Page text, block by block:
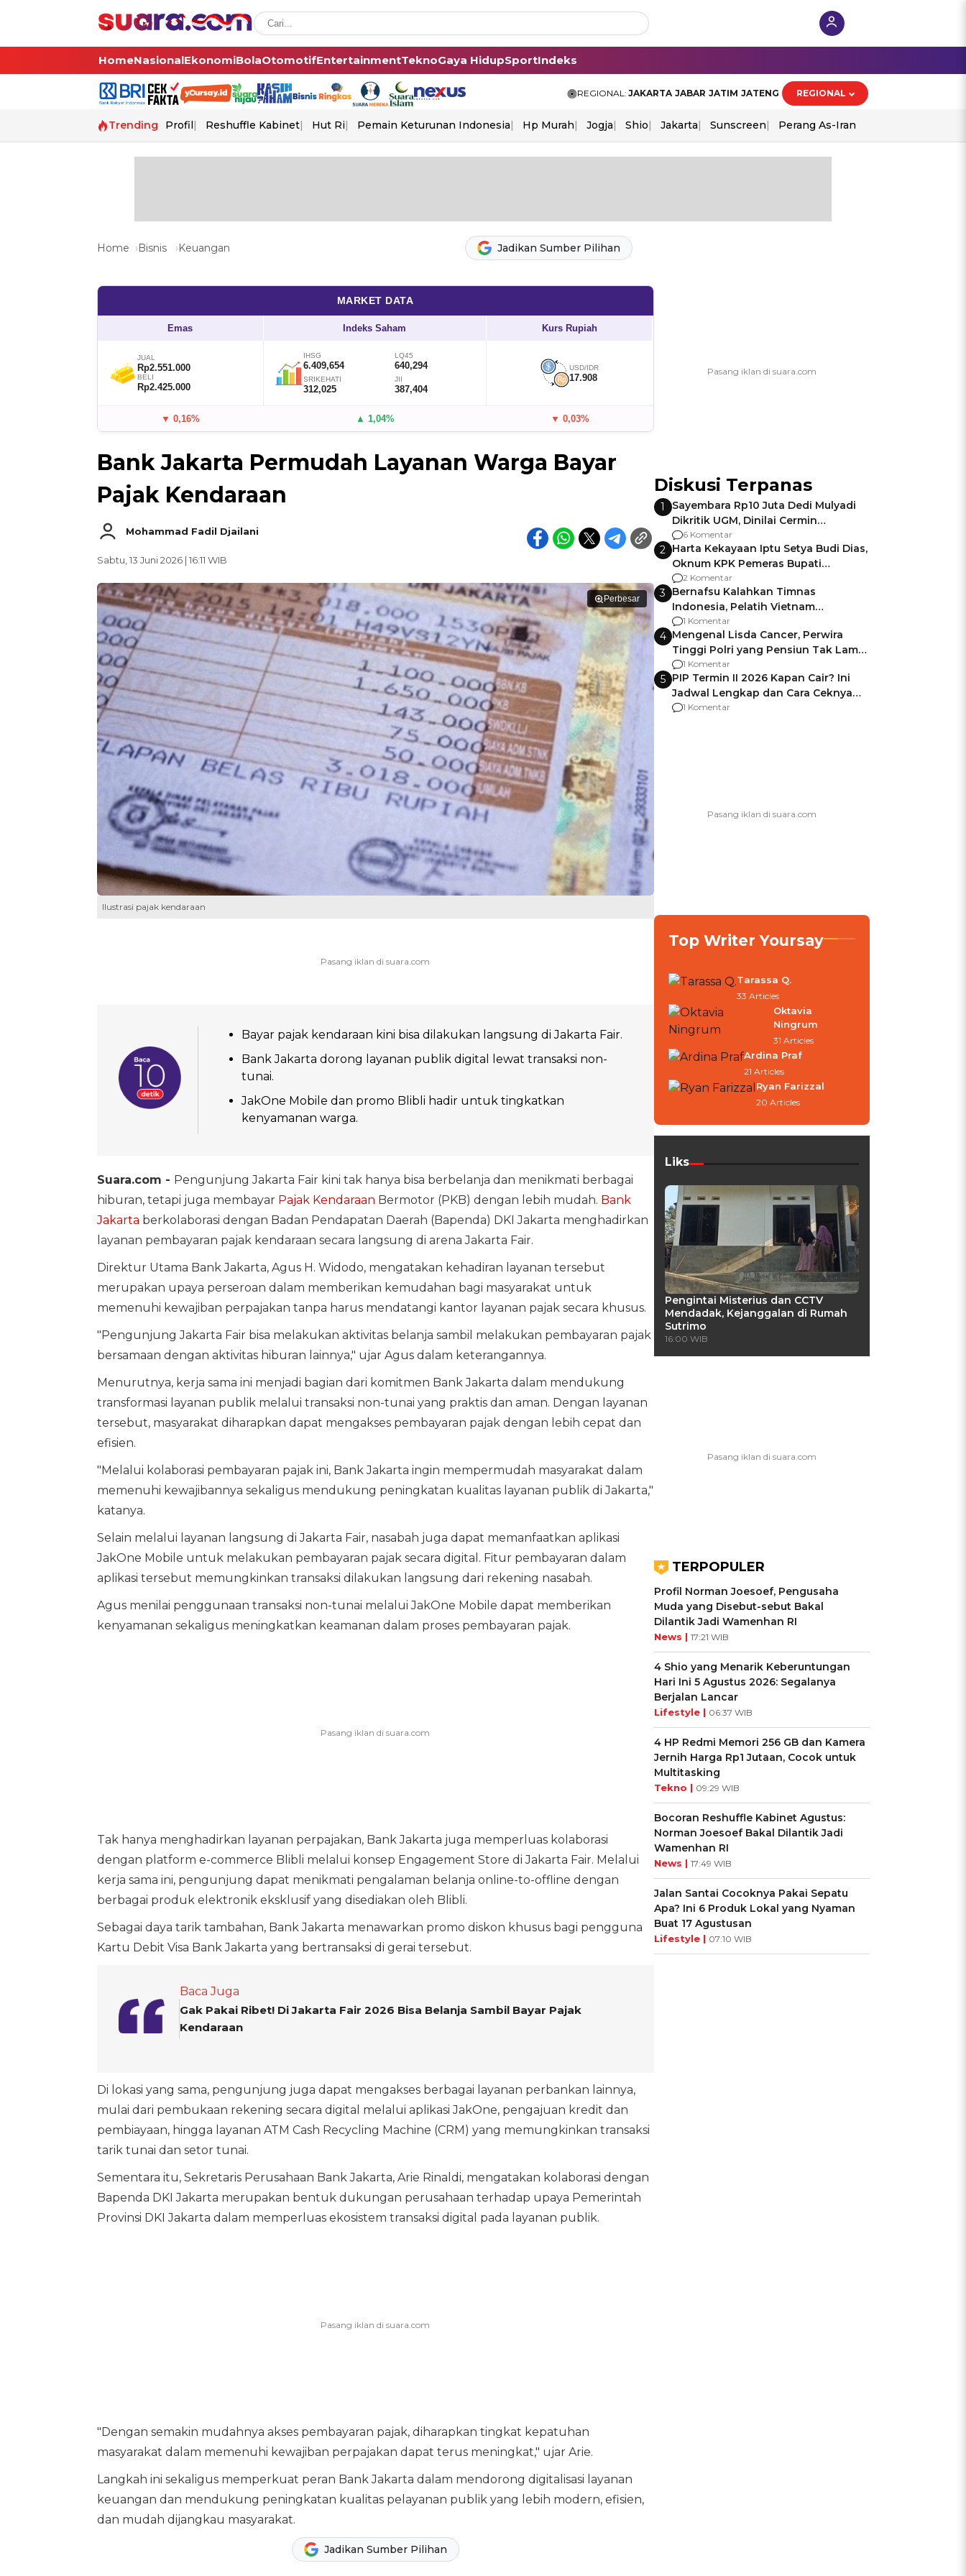
HomeNasionalEkonomiBolaOtomotifEntertainmentTeknoGaya HidupSportIndeks
REGIONAL: JAKARTA JABAR JATIM JATENG REGIONAL
Trending Profil Reshuffle Kabinet Hut Ri Pemain Keturunan Indonesia Hp Murah Jogja Shio Jakarta Sunscreen Perang As-Iran
Home Bisnis Keuangan Jadikan Sumber Pilihan
MARKET DATA
Emas Indeks Saham Kurs Rupiah
JUAL
Rp2.551.000
BELI
Rp2.425.000
IHSG
6.409,654
LQ45
640,294
SRIKEHATI
312,025
JII
387,404
USD/IDR
17.908
▼ 0,16% ▲ 1,04% ▼ 0,03%
Bank Jakarta Permudah Layanan Warga Bayar
Pajak Kendaraan
Mohammad Fadil Djailani
Sabtu, 13 Juni 2026 | 16:11 WIB
Perbesar
Ilustrasi pajak kendaraan
Bayar pajak kendaraan kini bisa dilakukan langsung di Jakarta Fair.
Bank Jakarta dorong layanan publik digital lewat transaksi non-
tunai.
JakOne Mobile dan promo Blibli hadir untuk tingkatkan
kenyamanan warga.
Suara.com - Pengunjung Jakarta Fair kini tak hanya bisa berbelanja dan menikmati berbagai
hiburan, tetapi juga membayar Pajak Kendaraan Bermotor (PKB) dengan lebih mudah. Bank
Jakarta berkolaborasi dengan Badan Pendapatan Daerah (Bapenda) DKI Jakarta menghadirkan
layanan pembayaran pajak kendaraan secara langsung di arena Jakarta Fair.
Direktur Utama Bank Jakarta, Agus H. Widodo, mengatakan kehadiran layanan tersebut
merupakan upaya perseroan dalam memberikan kemudahan bagi masyarakat untuk
memenuhi kewajiban perpajakan tanpa harus mendatangi kantor layanan pajak secara khusus.
"Pengunjung Jakarta Fair bisa melakukan aktivitas belanja sambil melakukan pembayaran pajak
bersamaan dengan aktivitas hiburan lainnya," ujar Agus dalam keterangannya.
Menurutnya, kerja sama ini menjadi bagian dari komitmen Bank Jakarta dalam mendukung
transformasi layanan publik melalui transaksi non-tunai yang praktis dan aman. Dengan layanan
tersebut, masyarakat diharapkan dapat mengakses pembayaran pajak dengan lebih cepat dan
efisien.
"Melalui kolaborasi pembayaran pajak ini, Bank Jakarta ingin mempermudah masyarakat dalam
memenuhi kewajibannya sekaligus mendukung peningkatan kualitas layanan publik di Jakarta,"
katanya.
Selain melalui layanan langsung di Jakarta Fair, nasabah juga dapat memanfaatkan aplikasi
JakOne Mobile untuk melakukan pembayaran pajak secara digital. Fitur pembayaran dalam
aplikasi tersebut memungkinkan transaksi dilakukan langsung dari rekening nasabah.
Agus menilai penggunaan transaksi non-tunai melalui JakOne Mobile dapat memberikan
kenyamanan sekaligus meningkatkan keamanan dalam proses pembayaran pajak.
Tak hanya menghadirkan layanan perpajakan, Bank Jakarta juga memperluas kolaborasi
dengan platform e-commerce Blibli melalui konsep Engagement Store di Jakarta Fair. Melalui
kerja sama ini, pengunjung dapat menikmati pengalaman belanja online-to-offline dengan
berbagai produk elektronik eksklusif yang disediakan oleh Blibli.
Sebagai daya tarik tambahan, Bank Jakarta menawarkan promo diskon khusus bagi pengguna
Kartu Debit Visa Bank Jakarta yang bertransaksi di gerai tersebut.
Baca Juga
Gak Pakai Ribet! Di Jakarta Fair 2026 Bisa Belanja Sambil Bayar Pajak
Kendaraan
Di lokasi yang sama, pengunjung juga dapat mengakses berbagai layanan perbankan lainnya,
mulai dari pembukaan rekening secara digital melalui aplikasi JakOne, pengajuan kredit dan
pembiayaan, hingga layanan ATM Cash Recycling Machine (CRM) yang memungkinkan transaksi
tarik tunai dan setor tunai.
Sementara itu, Sekretaris Perusahaan Bank Jakarta, Arie Rinaldi, mengatakan kolaborasi dengan
Bapenda DKI Jakarta merupakan bentuk dukungan perusahaan terhadap upaya Pemerintah
Provinsi DKI Jakarta dalam memperluas ekosistem transaksi digital pada layanan publik.
"Dengan semakin mudahnya akses pembayaran pajak, diharapkan tingkat kepatuhan
masyarakat dalam memenuhi kewajiban perpajakan dapat terus meningkat," ujar Arie.
Langkah ini sekaligus memperkuat peran Bank Jakarta dalam mendorong digitalisasi layanan
keuangan dan mendukung peningkatan kualitas pelayanan publik yang lebih modern, efisien,
dan mudah dijangkau masyarakat.
Jadikan Sumber Pilihan
Diskusi Terpanas
1
Sayembara Rp10 Juta Dedi Mulyadi
Dikritik UGM, Dinilai Cermin
Gagalnya Negara Jamin Keamanan
6 Komentar
2 Harta Kekayaan Iptu Setya Budi Dias,
Oknum KPK Pemeras Bupati
Pemalang
2 Komentar
3 Bernafsu Kalahkan Timnas
Indonesia, Pelatih Vietnam
Berencana Pakai Jimat di Pakansari
1 Komentar
4 Mengenal Lisda Cancer, Perwira
Tinggi Polri yang Pensiun Tak Lama
Usai Jadi Brigjen
1 Komentar
5 PIP Termin II 2026 Kapan Cair? Ini
Jadwal Lengkap dan Cara Ceknya
agar Dana Tidak Hangus!
1 Komentar
Top Writer Yoursay
Tarassa Q.
33 Articles
Oktavia
Ningrum
31 Articles
Ardina Praf
21 Articles
Ryan Farizzal
20 Articles
Liks
Pengintai Misterius dan CCTV
Mendadak, Kejanggalan di Rumah
Sutrimo
16:00 WIB
TERPOPULER
Profil Norman Joesoef, Pengusaha
Muda yang Disebut-sebut Bakal
Dilantik Jadi Wamenhan RI
News | 17:21 WIB
4 Shio yang Menarik Keberuntungan
Hari Ini 5 Agustus 2026: Segalanya
Berjalan Lancar
Lifestyle | 06:37 WIB
4 HP Redmi Memori 256 GB dan Kamera
Jernih Harga Rp1 Jutaan, Cocok untuk
Multitasking
Tekno | 09:29 WIB
Bocoran Reshuffle Kabinet Agustus:
Norman Joesoef Bakal Dilantik Jadi
Wamenhan RI
News | 17:49 WIB
Jalan Santai Cocoknya Pakai Sepatu
Apa? Ini 6 Produk Lokal yang Nyaman
Buat 17 Agustusan
Lifestyle | 07:10 WIB